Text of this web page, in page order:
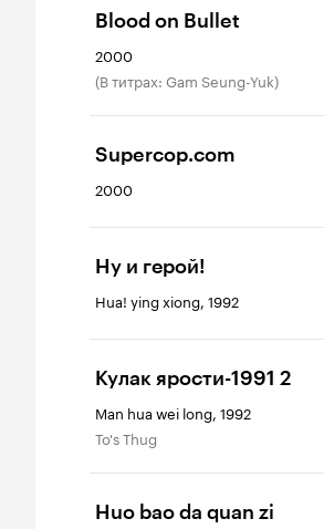
Blood on Bullet
2000
(в титрах: Gam Seung-Yuk)
Supercop.com
2000
Ну и герой!
Hua! ying xiong, 1992
Кулак ярости-1991 2
Man hua wei long, 1992
To's Thug
Huo bao da quan zi